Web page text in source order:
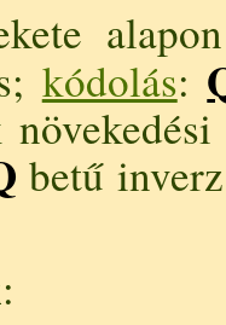
kódolás:
betű
: